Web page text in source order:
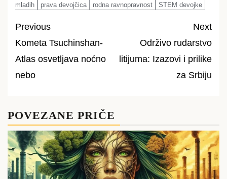
mladih
prava devojčica rodna ravnopravnost STEM devojke
Post
navigation
Previous
Kometa Tsuchinshan-
Atlas osvetljava noćno
nebo
Next
Održivo rudarstvo
litijuma: Izazovi i prilike
za Srbiju
POVEZANE PRIČE